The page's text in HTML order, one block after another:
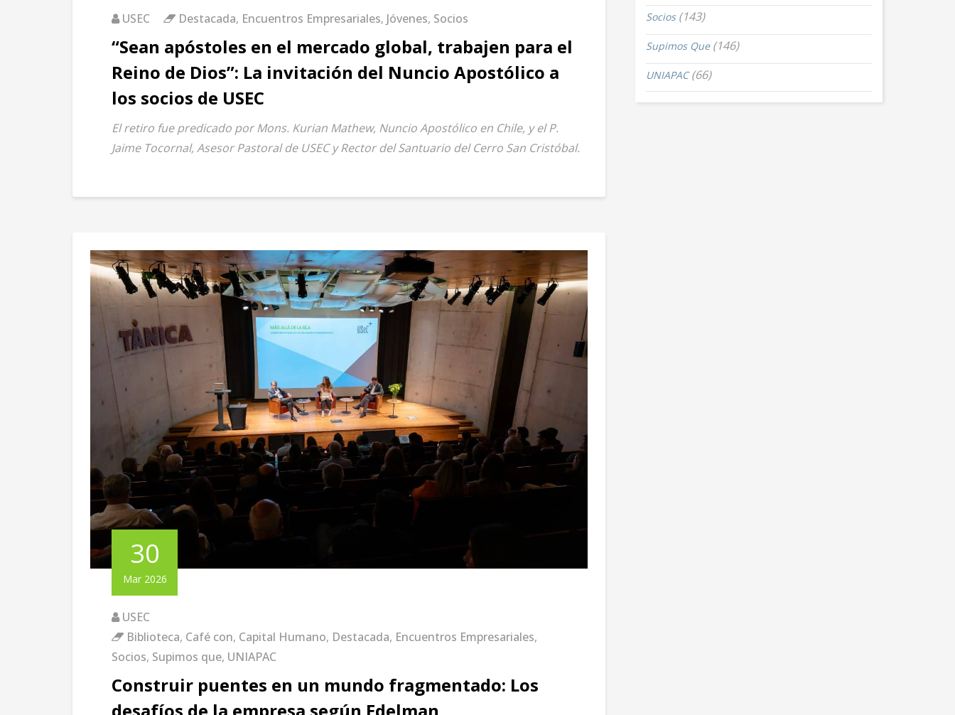
USEC Destacada, Encuentros Empresariales, Jóvenes, Socios
“Sean apóstoles en el mercado global, trabajen para el
Reino de Dios”: La invitación del Nuncio Apostólico a
los socios de USEC
El retiro fue predicado por Mons. Kurian Mathew, Nuncio Apostólico en Chile, y el P.
Jaime Tocornal, Asesor Pastoral de USEC y Rector del Santuario del Cerro San Cristóbal.
30
Mar 2026
USEC
Biblioteca, Café con, Capital Humano, Destacada, Encuentros Empresariales,
Socios, Supimos que, UNIAPAC
Construir puentes en un mundo fragmentado: Los
Socios(143)
Supimos Que(146)
UNIAPAC(66)